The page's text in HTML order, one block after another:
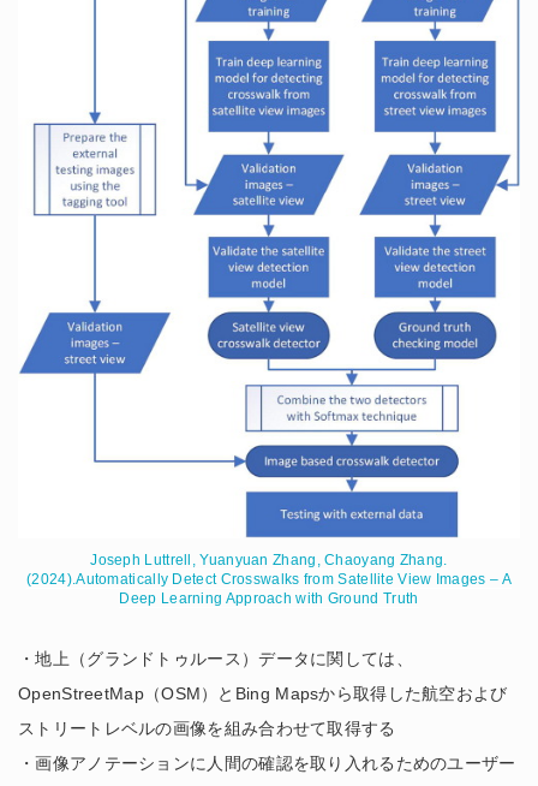
Joseph Luttrell, Yuanyuan Zhang, Chaoyang Zhang.
(2024).Automatically Detect Crosswalks from Satellite View Images – A
Deep Learning Approach with Ground Truth
・地上（グランドトゥルース）データに関しては、
OpenStreetMap（OSM）とBing Mapsから取得した航空および
ストリートレベルの画像を組み合わせて取得する
・画像アノテーションに人間の確認を取り入れるためのユーザー